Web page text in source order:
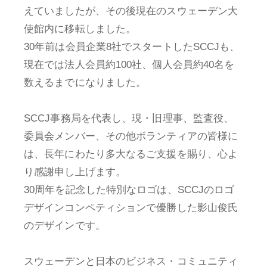
えていましたが、その後現在のスウェーデン大
使館内に移転しました。
30年前は会員企業8社でスタートしたSCCJも、
現在では法人会員約100社、個人会員約40名を
数えるまでになりました。
SCCJ事務局を代表し、現・旧理事、監査役、
委員会メンバー、その他ボランティアの皆様に
は、長年にわたり多大なるご支援を賜り、心よ
り感謝申し上げます。
30周年を記念した特別なロゴは、SCCJのロゴ
デザインコンペティションで優勝した影山俊氏
のデザインです。
スウェーデンと日本のビジネス・コミュニティ